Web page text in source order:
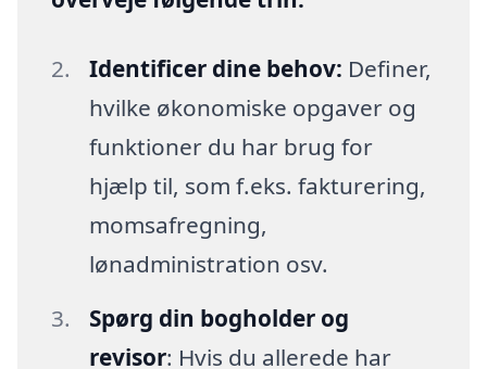
Identificer dine behov: Definer,
hvilke økonomiske opgaver og
funktioner du har brug for
hjælp til, som f.eks. fakturering,
momsafregning,
lønadministration osv.
Spørg din bogholder og
revisor: Hvis du allerede har